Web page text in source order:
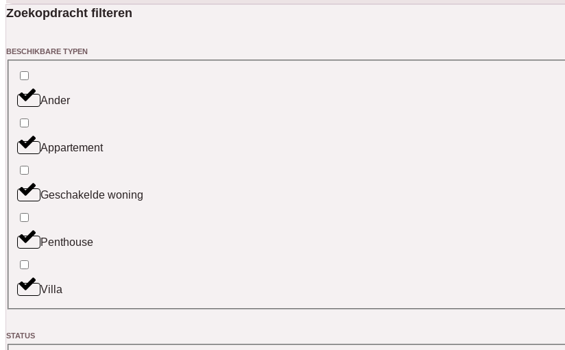
Zoekopdracht filteren
BESCHIKBARE TYPEN
Ander
Appartement
Geschakelde woning
Penthouse
Villa
STATUS